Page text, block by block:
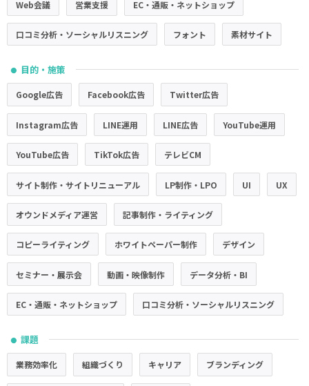
Web会議 営業支援 EC・通販・ネットショップ
口コミ分析・ソーシャルリスニング フォント 素材サイト
● 目的・施策
Google広告 Facebook広告 Twitter広告
Instagram広告 LINE運用 LINE広告 YouTube運用
YouTube広告 TikTok広告 テレビCM
サイト制作・サイトリニューアル LP制作・LPO UI UX
オウンドメディア運営 記事制作・ライティング
コピーライティング ホワイトペーパー制作 デザイン
セミナー・展示会 動画・映像制作 データ分析・BI
EC・通販・ネットショップ 口コミ分析・ソーシャルリスニング
● 課題
業務効率化 組織づくり キャリア ブランディング